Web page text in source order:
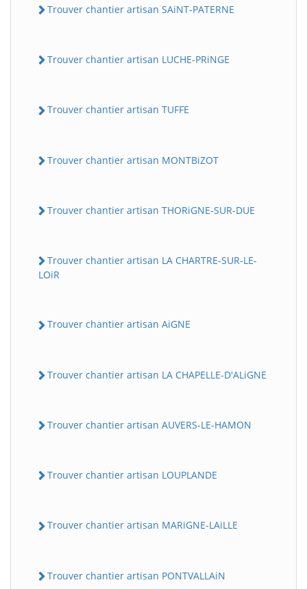
Trouver chantier artisan SAiNT-PATERNE
Trouver chantier artisan LUCHE-PRiNGE
Trouver chantier artisan TUFFE
Trouver chantier artisan MONTBiZOT
Trouver chantier artisan THORiGNE-SUR-DUE
Trouver chantier artisan LA CHARTRE-SUR-LE-
LOiR
Trouver chantier artisan AiGNE
Trouver chantier artisan LA CHAPELLE-D'ALiGNE
Trouver chantier artisan AUVERS-LE-HAMON
Trouver chantier artisan LOUPLANDE
Trouver chantier artisan MARiGNE-LAiLLE
Trouver chantier artisan PONTVALLAiN